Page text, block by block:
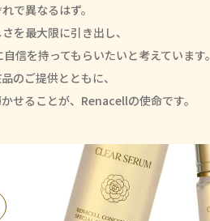
で異なるはず。
を最大限に引き出し、
信を持ってもらいたいと考えています。
のご提供とともに、
せることが、Renacellの使命です。